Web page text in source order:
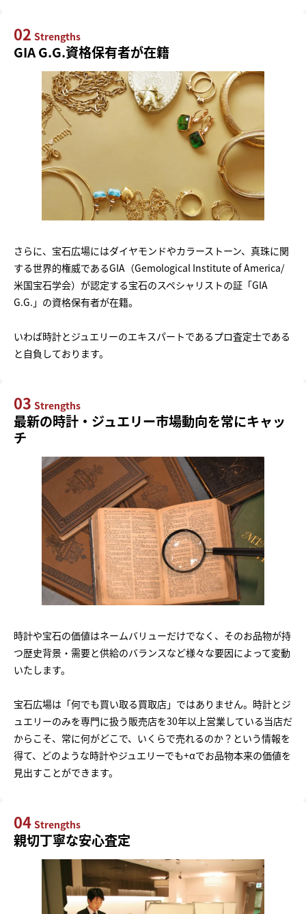
02 Strengths
GIA G.G.資格保有者が在籍
さらに、宝石広場にはダイヤモンドやカラーストーン、真珠に関
する世界的権威であるGIA（Gemological Institute of America/
米国宝石学会）が認定する宝石のスペシャリストの証「GIA
G.G.」の資格保有者が在籍。
いわば時計とジュエリーのエキスパートであるプロ査定士である
と自負しております。
03 Strengths
最新の時計・ジュエリー市場動向を常にキャッ
チ
時計や宝石の価値はネームバリューだけでなく、そのお品物が持
つ歴史背景・需要と供給のバランスなど様々な要因によって変動
いたします。
宝石広場は「何でも買い取る買取店」ではありません。時計とジ
ュエリーのみを専門に扱う販売店を30年以上営業している当店だ
からこそ、常に何がどこで、いくらで売れるのか？という情報を
得て、どのような時計やジュエリーでも+αでお品物本来の価値を
見出すことができます。
04 Strengths
親切丁寧な安心査定